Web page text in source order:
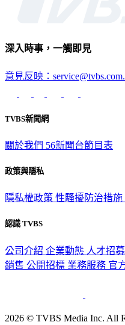
深入時事，一觸即見
意見反映：
TVBS新聞網
關於我們 56新聞台節目表
政策與隱私
隱私權政策 性騷擾防治措施
認識 TVBS
公司介紹 企業動態 人才招募
銷售 公開招標 業務服務 官
2026 © TVBS Media Inc. All